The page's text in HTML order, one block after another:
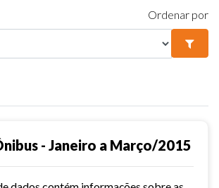
Ordenar por
- Janeiro a Março/2015